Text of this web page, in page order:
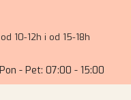
10-12h i od 15-18h
Pon - Pet: 07:00 - 15:00